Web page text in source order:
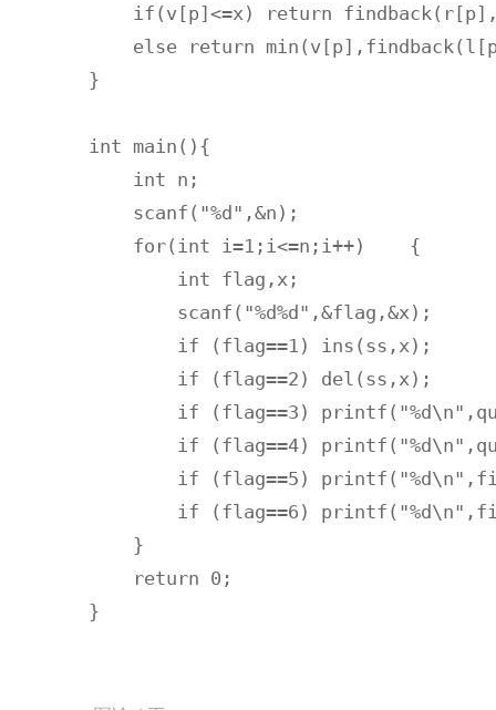
if(v[p]<=x) return
else return
}
int main(){
    int n;
    scanf("%d",&n);
    for(int i=1;i<=n;i++)    {
        int flag,x;
        scanf("%d%d",&flag,&x);
        if (flag==1) ins(ss,x);
        if (flag==2) del(ss,x);
if (flag==3)
if (flag==4)
if (flag==5)
if (flag==6)
    }
    return 0;
}